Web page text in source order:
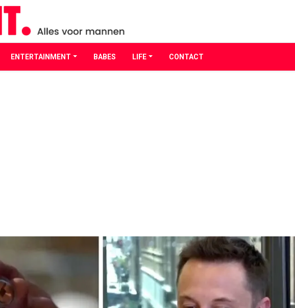
ENTERTAINMENT BABES LIFE CONTACT